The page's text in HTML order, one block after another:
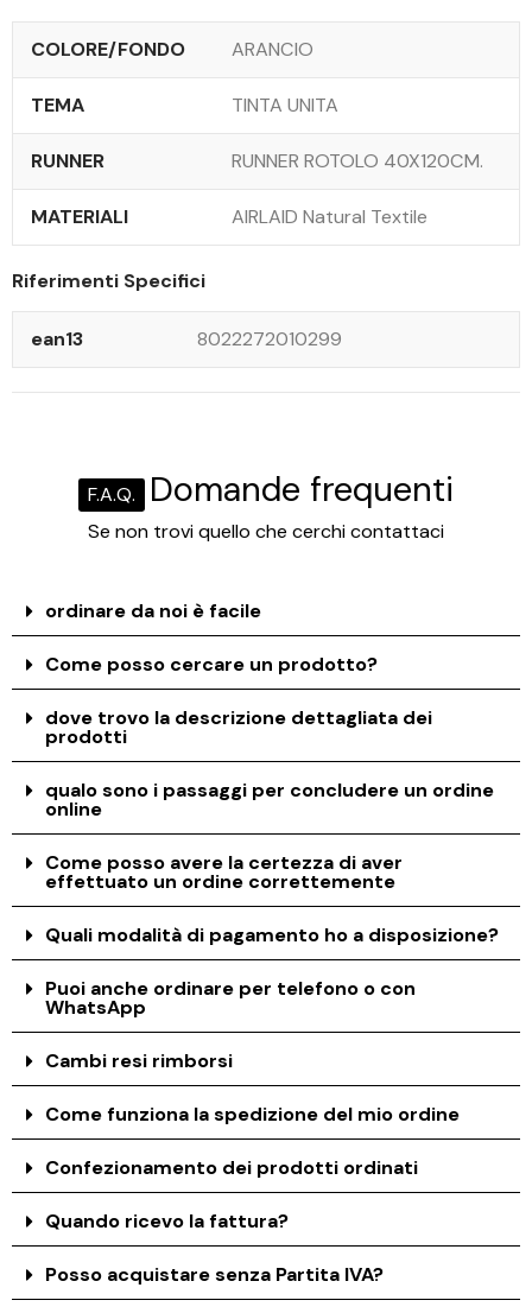
COLORE/FONDO ARANCIO
TEMA TINTA UNITA
RUNNER RUNNER ROTOLO 40X120CM.
MATERIALI AIRLAID Natural Textile
Riferimenti Specifici
ean13 8022272010299
F.A.Q. Domande frequenti
Se non trovi quello che cerchi contattaci
ordinare da noi è facile
Come posso cercare un prodotto?
dove trovo la descrizione dettagliata dei
prodotti
qualo sono i passaggi per concludere un ordine
online
Come posso avere la certezza di aver
effettuato un ordine correttemente
Quali modalità di pagamento ho a disposizione?
Puoi anche ordinare per telefono o con
WhatsApp
Cambi resi rimborsi
Come funziona la spedizione del mio ordine
Confezionamento dei prodotti ordinati
Quando ricevo la fattura?
Posso acquistare senza Partita IVA?